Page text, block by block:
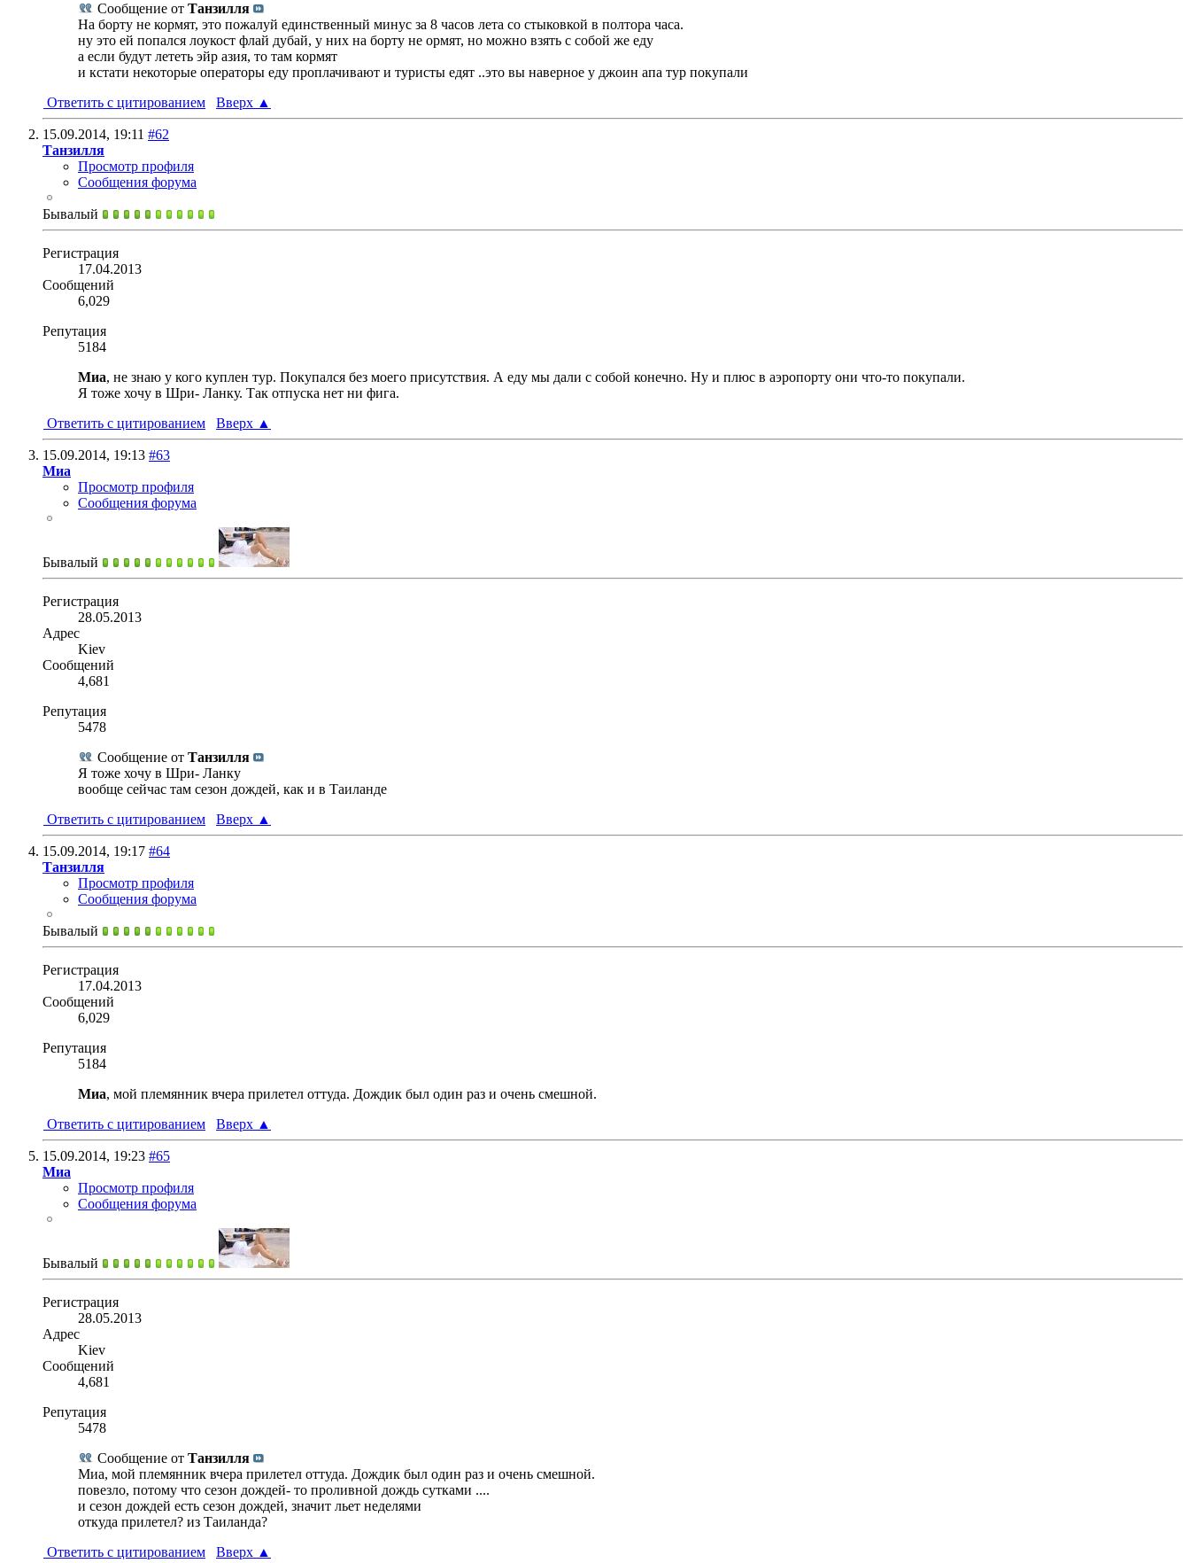
Сообщение от Танзилля
На борту не кормят, это пожалуй единственный минус за 8 часов лета со стыковкой в полтора часа.
ну это ей попался лоукост флай дубай, у них на борту не ормят, но можно взять с собой же еду
а если будут лететь эйр азия, то там кормят
и кстати некоторые операторы еду проплачивают и туристы едят ..это вы наверное у джоин апа тур покупали
Ответить с цитированием
Вверх ▲
15.09.2014, 19:11 #62
Танзилля
Просмотр профиля
Сообщения форума
Бывалый
Регистрация
17.04.2013
Сообщений
6,029
Репутация
5184
Миа, не знаю у кого куплен тур. Покупался без моего присутствия. А еду мы дали с собой конечно. Ну и плюс в аэропорту они что-то покупали.
Я тоже хочу в Шри- Ланку. Так отпуска нет ни фига.
Ответить с цитированием
Вверх ▲
15.09.2014, 19:13 #63
Миа
Просмотр профиля
Сообщения форума
Бывалый
Регистрация
28.05.2013
Адрес
Kiev
Сообщений
4,681
Репутация
5478
Сообщение от Танзилля
Я тоже хочу в Шри- Ланку
вообще сейчас там сезон дождей, как и в Таиланде
Ответить с цитированием
Вверх ▲
15.09.2014, 19:17 #64
Танзилля
Просмотр профиля
Сообщения форума
Бывалый
Регистрация
17.04.2013
Сообщений
6,029
Репутация
5184
Миа, мой племянник вчера прилетел оттуда. Дождик был один раз и очень смешной.
Ответить с цитированием
Вверх ▲
15.09.2014, 19:23 #65
Миа
Просмотр профиля
Сообщения форума
Бывалый
Регистрация
28.05.2013
Адрес
Kiev
Сообщений
4,681
Репутация
5478
Сообщение от Танзилля
Миа, мой племянник вчера прилетел оттуда. Дождик был один раз и очень смешной.
повезло, потому что сезон дождей- то проливной дождь сутками ....
и сезон дождей есть сезон дождей, значит льет неделями
откуда прилетел? из Таиланда?
Ответить с цитированием
Вверх ▲